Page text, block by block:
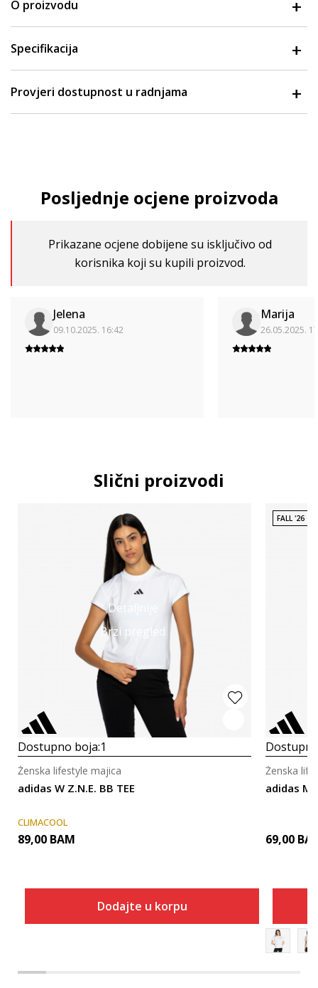
O proizvodu
Specifikacija
Provjeri dostupnost u radnjama
Posljednje ocjene proizvoda
Prikazane ocjene dobijene su isključivo od
korisnika koji su kupili proizvod.
Jelena
09.10.2025. 16:42
Marija
26.05.2025.
Slični proizvodi
Detaljnije
Brzi pregled
Dostupno boja:1
adidas W Z.N.E. BB TEE
Ženska lifestyle majica
CLIMACOOL
89,00 BAM
Dodajte u korpu
FALL '26
adidas
Ženska
69,00